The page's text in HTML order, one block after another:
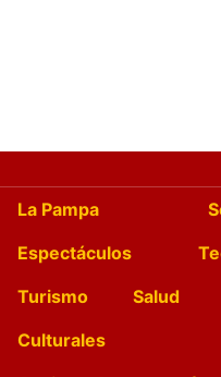
La Pampa
Espectáculos
Turismo
Salud
Culturales